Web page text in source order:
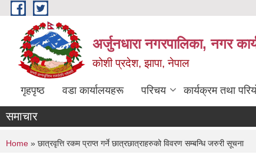
Skip to main content
अर्जुनधारा नगरपालिका, नगर
कोशी प्रदेश, झापा, नेपाल
गृहपृष्ठ वडा कार्यालयहरू परिचय कार्यक्रम तथा
समाचार
You are here
Home » छात्रवृत्ति रकम प्राप्त गर्ने छात्रछात्राहरुको विवरण सम्बन्धि जरुरी सूचना